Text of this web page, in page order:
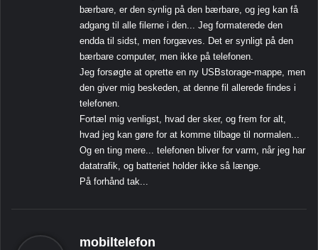
bærbare, er den synlig på den bærbare, og jeg kan få
adgang til alle filerne i den... Jeg formaterede den
endda til sidst, men forgæves. Det er synligt på den
bærbare computer, men ikke på telefonen.
Jeg forsøgte at oprette en ny USBstorage-mappe, men
den giver mig beskeden, at denne fil allerede findes i
telefonen.
Fortæl mig venligst, hvad der sker, og frem for alt,
hvad jeg kan gøre for at komme tilbage til normalen...
Og en ting mere... telefonen bliver for varm, når jeg har
datatrafik, og batteriet holder ikke så længe.
På forhånd tak...
mobiltelefon